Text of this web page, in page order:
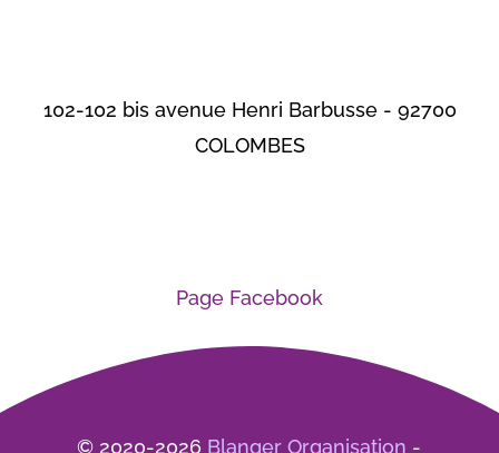
102-102 bis avenue Henri Barbusse - 92700
COLOMBES
Page Facebook
© 2020-2026 Blanger Organisation -